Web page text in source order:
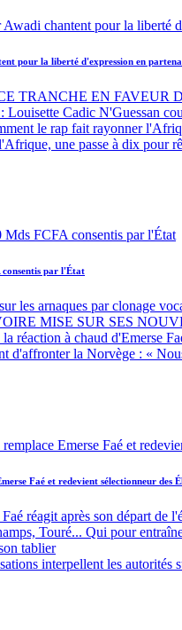
pour la liberté d'expression en
TRANCHE EN
Cadic N'Guessan
le rap fait rayonner
une passe à dix pour
par l'État
les arnaques par clonage
MISE SUR SES
réaction à chaud d'Emerse
d'affronter la Norvège : «
Faé et redevient sélectionneur des
réagit après son départ de
Touré... Qui pour
tablier
interpellent les autorités